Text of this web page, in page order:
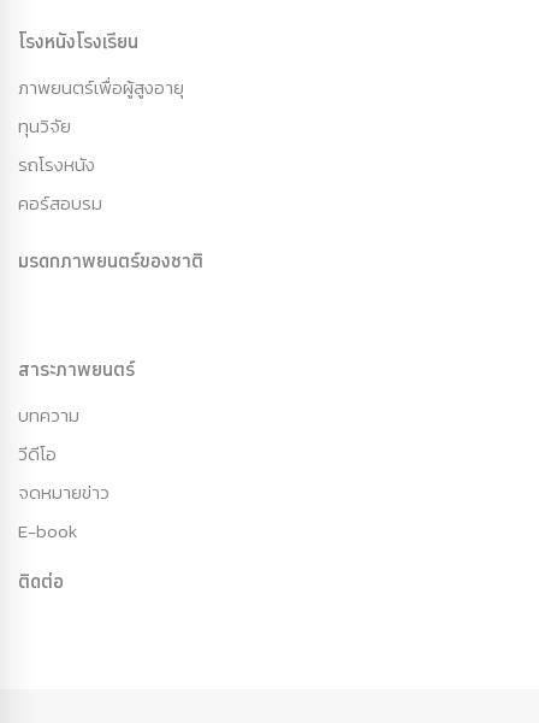
โรงหนังโรงเรียน
ภาพยนตร์เพื่อผู้สูงอายุ
ทุนวิจัย
รถโรงหนัง
คอร์สอบรม
มรดกภาพยนตร์ของชาติ
สาระภาพยนตร์
บทความ
วีดีโอ
จดหมายข่าว
E-book
ติดต่อ